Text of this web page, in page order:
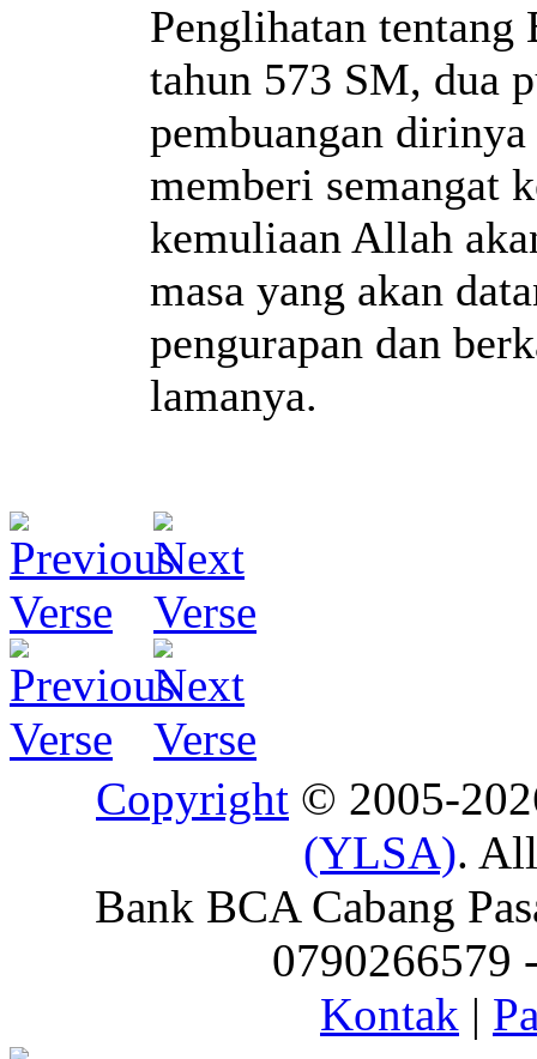
Penglihatan
tahun 573 SM, dua
pembuangan
memberi semangat
kemuliaan Allah
masa yang akan
pengurapan dan
lamanya.
Copyright © 2005-
(YLSA).
Bank BCA Cabang
0790266579
Kontak |